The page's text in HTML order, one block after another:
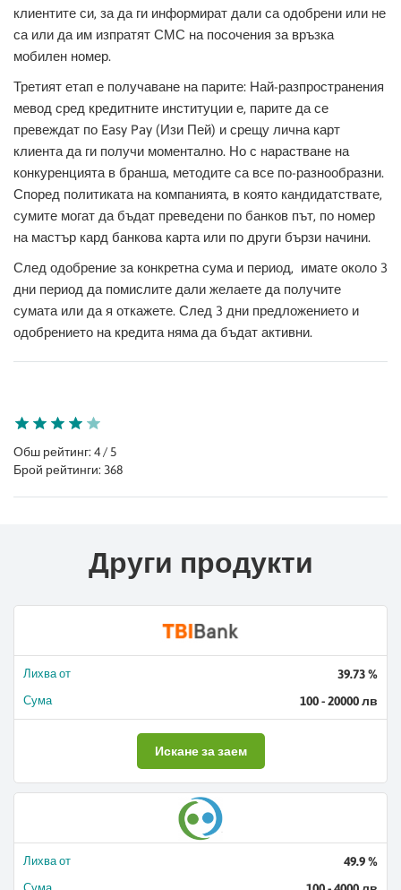
клиентите си, за да ги информират дали са одобрени или не
са или да им изпратят СМС на посочения за връзка
мобилен номер.
Третият етап е получаване на парите: Най-разпространения
мевод сред кредитните институции е, парите да се
превеждат по Easy Pay (Изи Пей) и срещу лична карт
клиента да ги получи моментално. Но с нарастване на
конкуренцията в бранша, методите са все по-разнообразни.
Според политиката на компанията, в която кандидатствате,
сумите могат да бъдат преведени по банков път, по номер
на мастър кард банкова карта или по други бързи начини.
След одобрение за конкретна сума и период, имате около 3
дни период да помислите дали желаете да получите
сумата или да я откажете. След 3 дни предложението и
одобрението на кредита няма да бъдат активни.
Обш рейтинг: 4 / 5
Брой рейтинги: 368
Други продукти
Лихва от 39.73 %
Сума 100 - 20000 лв
Искане за заем
Лихва от 49.9 %